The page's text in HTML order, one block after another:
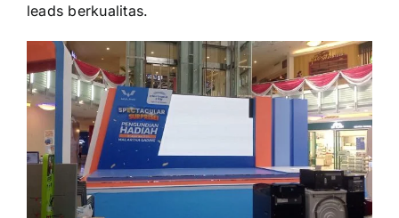
leads berkualitas.